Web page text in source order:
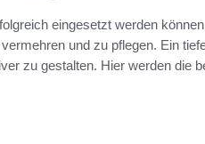
eingesetzt werden
und zu pflegen. Ein
zu gestalten. Hier werden die